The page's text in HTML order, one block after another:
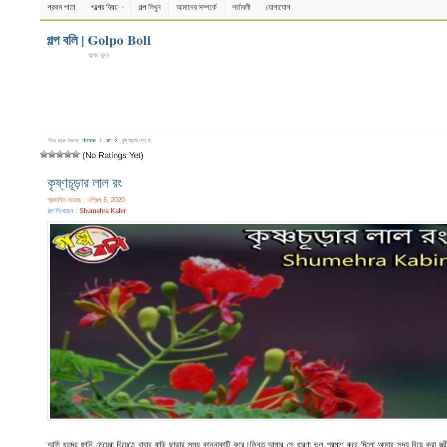
প্রথম পাতা গল্পের বিষয় গল্প লিখুন আমাদের সম্পর্কে শর্তাবলী যোগাযোগ
গল্প বলি | Golpo Boli
গল্পের ভুবন
You are here: Home গল্প কৃষ্ণচূড়ার লাল রং
(No Ratings Yet)
কৃষ্ণচূড়ার লাল রং
প্রকাশিত হয়েছে : এপ্রিল 6, 2020
গল্প লিখেছেন : Shumehra Kabir
আমি যতদূর জানি মেয়েরা বিয়েতে বাবার বাড়ি ছাড়ার সময় কান্নাকাটি করে।কিন্তু,আমার সে ধারণা ভুল প্রমাণ করে দিলো আমার সদ্য বিয়ে করা